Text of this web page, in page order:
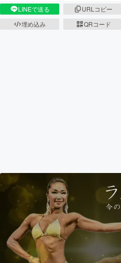
LINEで送る
URLコピー
埋め込み
QRコード